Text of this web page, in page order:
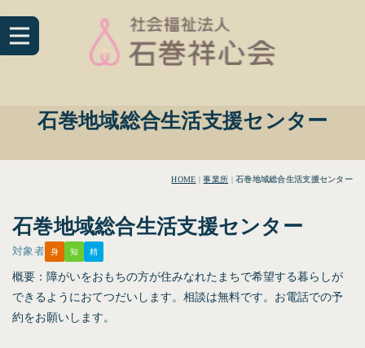
石巻地域総合生活支援センター
HOME |事業所 |石巻地域総合生活支援センター
石巻地域総合生活支援センター
対象者 身 知 精
概要：障がいをおもちの方が住みなれたまちで希望する暮らしが
できるようにおてつだいします。相談は無料です。お電話での予
約をお願いします。